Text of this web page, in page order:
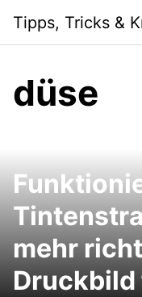
content
Tipps, Tricks &
düse
mehr